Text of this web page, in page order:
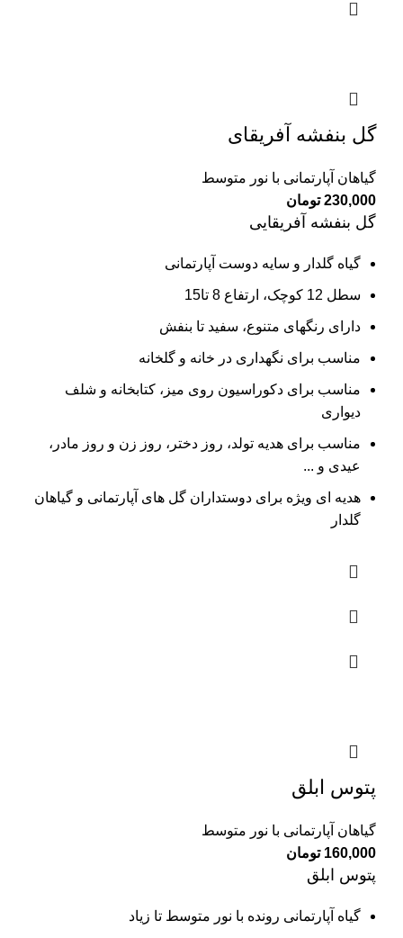
گل بنفشه آفریقای
گیاهان آپارتمانی با نور متوسط
230,000 تومان
گل بنفشه آفریقایی
گیاه گلدار و سایه دوست آپارتمانی
سطل 12 کوچک، ارتفاع 8 تا15
دارای رنگهای متنوع، سفید تا بنفش
مناسب برای نگهداری در خانه و گلخانه
مناسب برای دکوراسیون روی میز، کتابخانه و شلف
دیواری
مناسب برای هدیه تولد، روز دختر، روز زن و روز مادر،
عیدی و ...
هدیه ای ویژه برای دوستداران گل های آپارتمانی و گیاهان
گلدار
پتوس ابلق
گیاهان آپارتمانی با نور متوسط
160,000 تومان
پتوس ابلق
گیاه آپارتمانی رونده با نور متوسط تا زیاد